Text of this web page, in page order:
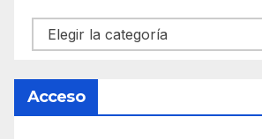
Categorías
Acceso